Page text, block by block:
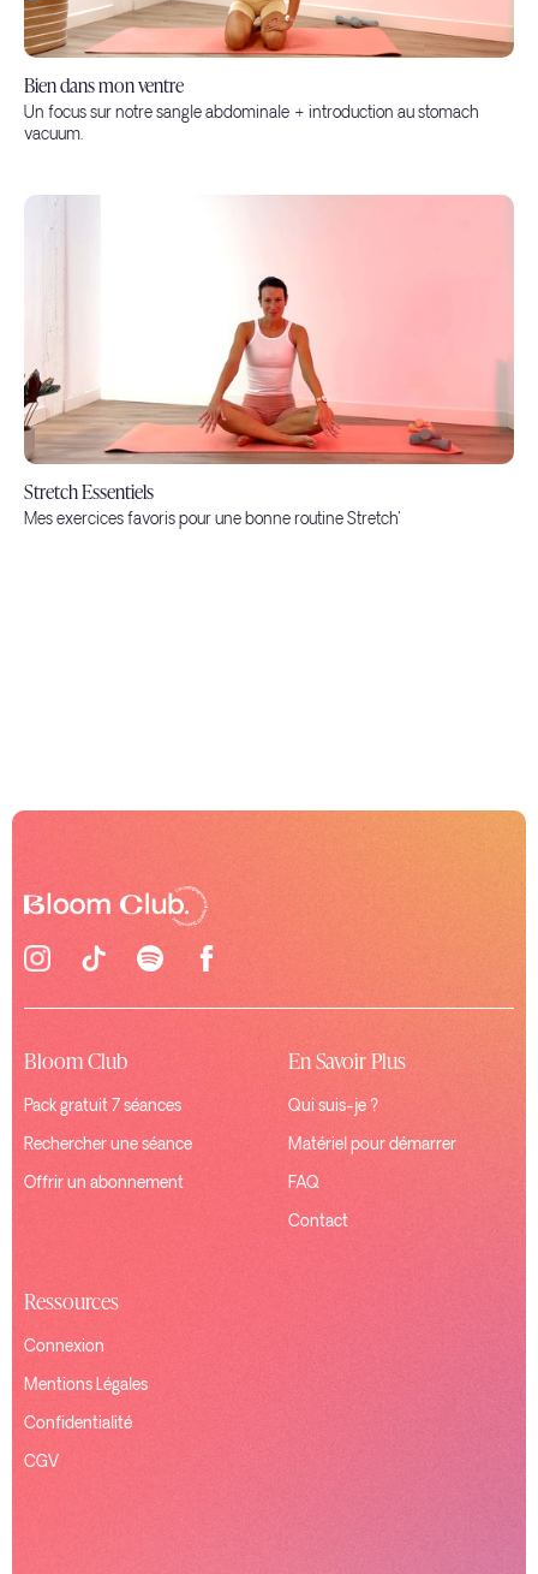
Bien dans mon ventre
Un focus sur notre sangle abdominale + introduction au stomach
vacuum.
Stretch Essentiels
Mes exercices favoris pour une bonne routine Stretch'
Bloom Club
Pack gratuit 7 séances
Rechercher une séance
Offrir un abonnement
En Savoir Plus
Qui suis-je ?
Matériel pour démarrer
FAQ
Contact
Ressources
Connexion
Mentions Légales
Confidentialité
CGV